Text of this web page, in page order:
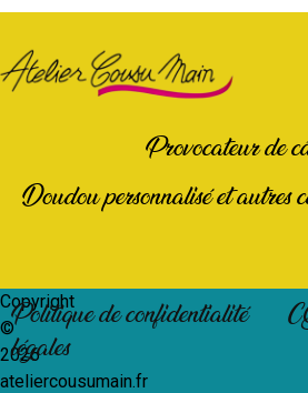
Provocateur de
Doudou personnalisé et autres
Copyright
©
2026
ateliercousumain.fr
Politique de confidentialité
légales